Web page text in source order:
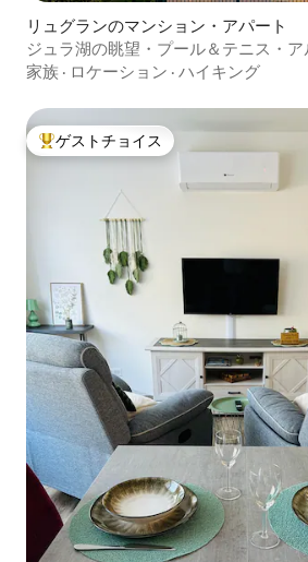
リュグランのマンション・アパート
ジュラ湖の眺望・プール＆テニス・ア
家族 · ロケーション · ハイキング
大好評のゲストチョイスです。
ゲストチョイス